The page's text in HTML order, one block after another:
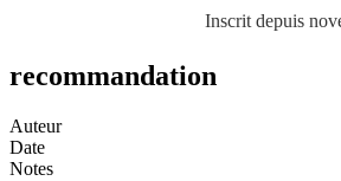
Inscrit depuis
recommandation
Auteur
Date
Notes